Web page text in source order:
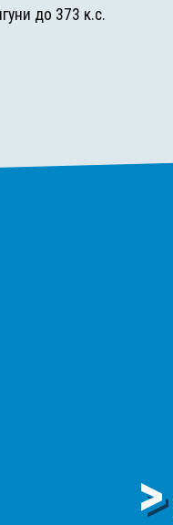
до 373 к.с.
>